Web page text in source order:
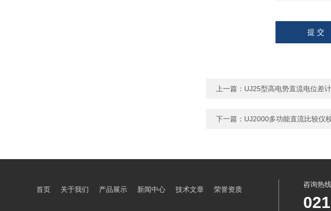
上一篇： UJ25型高电势直流电位差计
下一篇： UJ2000多功能直流比较仪
首页 关于我们 产品展示 新闻中心 技术文章 荣誉资质
咨询热线